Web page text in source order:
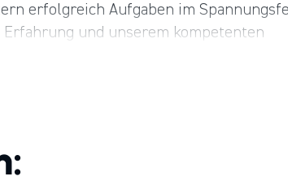
erfolgreich Aufgaben im
und unserem kompetenten
Vor-Ort-Betreuung mit einem festen
Handwerksgruppe, einer 1989